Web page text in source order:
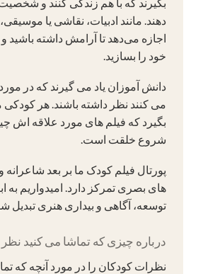
بگیرند که با هم زندگی کنند و
دهند. مانند ادبیات، نقاشی یا
اجازه می‌دهد تا آرامش داشته باشید
خود را بسازید.
دانش آموزان یاد می گیرند که در
می کنند نظر داشته باشند. هر کودکی
بگیرد که فیلم های مورد علاقه اش
شروع خلقت است.
پورتال فیلم کودک ما بر بعد
های بصری تمرکز دارد. امیدواریم به
توسعه، آگاهی و بیداری هنری تبدیل
درباره چیزی که تماشا می کنید
نظرات کودکان را در مورد آنچه که